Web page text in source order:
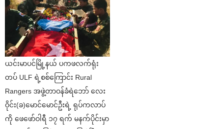
ယင်းမာပင်မြို့နယ် ပကဖလက်ရုံး
တပ် ULF ရဲ့စစ်ကြောင်း Rural
Rangers အဖွဲ့တာဝန်ခံရဲဘော် လေး
ဝိုင်း(ခ)မောင်မောင်ဦးရဲ့ ရုပ်ကလာပ်
ကို ဖေဖော်ဝါရီ ၁၇ ရက် မနက်ပိုင်းမှာ